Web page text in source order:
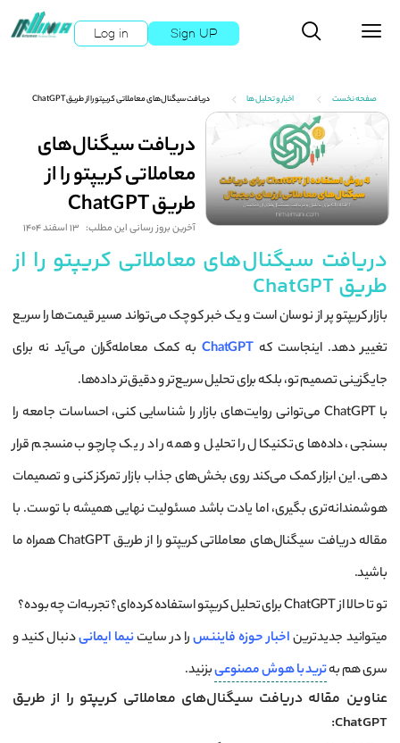
Log in Sign UP
صفحه نخست اخبار و تحلیل ها دریافت سیگنال‌های معاملاتی کریپتو را از طریق ChatGPT
دریافت سیگنال‌های
معاملاتی کریپتو را از
طریق ChatGPT
آخرین بروز رسانی این مطلب: 13 اسفند 1404
دریافت سیگنال‌های معاملاتی کریپتو را از
طریق ChatGPT
بازار کریپتو پر از نوسان است و یک خبر کوچک می‌تواند مسیر قیمت‌ها را سریع
تغییر دهد. اینجاست که ChatGPT به کمک معامله‌گران می‌آید نه برای
جایگزینی تصمیم تو، بلکه برای تحلیل سریع‌تر و دقیق‌تر داده‌ها.
با ChatGPT می‌توانی روایت‌های بازار را شناسایی کنی، احساسات جامعه را
بسنجی، داده‌های تکنیکال را تحلیل و همه را در یک چارچوب منسجم قرار
دهی. این ابزار کمک می‌کند روی بخش‌های جذاب بازار تمرکز کنی و تصمیمات
هوشمندانه‌تری بگیری، اما یادت باشد مسئولیت نهایی همیشه با توست. با
مقاله دریافت سیگنال‌های معاملاتی کریپتو را از طریق ChatGPT همراه ما
باشید.
تو تا حالا از ChatGPT برای تحلیل کریپتو استفاده کرده‌ای؟ تجربه‌ات چه بوده؟
میتوانید جدیدتریناخبارحوزهفایننسرا در سایتنیما ایمانیدنبال کنید و
سری هم بهترید با هوش مصنوعیبزنید.
عناوین مقاله دریافت سیگنال‌های معاملاتی کریپتو را از طریق
ChatGPT: